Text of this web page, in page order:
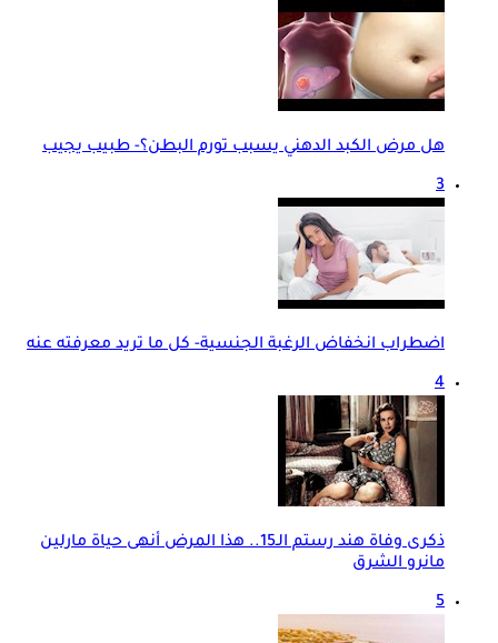
هل مرض الكبد الدهني يسبب تورم البطن؟- طبيب يجيب
3
اضطراب انخفاض الرغبة الجنسية- كل ما تريد معرفته عنه
4
ذكرى وفاة هند رستم الـ15.. هذا المرض أنهى حياة مارلين
مانرو الشرق
5